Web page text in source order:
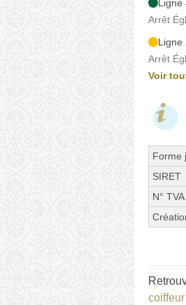
Ligne
Arrêt
Ligne
Arrêt
Voir
Forme
SIRET
N° TVA